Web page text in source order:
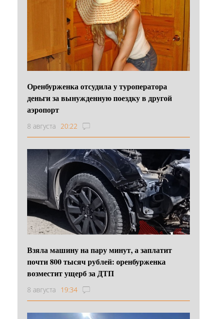
Оренбурженка отсудила у туроператора
деньги за вынужденную поездку в другой
аэропорт
8 августа 20:22
Взяла машину на пару минут, а заплатит
почти 800 тысяч рублей: оренбурженка
возместит ущерб за ДТП
8 августа 19:34